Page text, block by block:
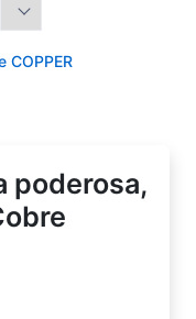
COPPER
poderosa,